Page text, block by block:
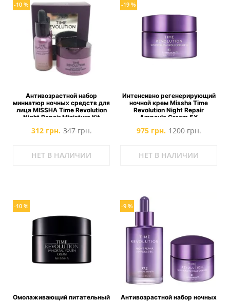
-10 %
Антивозрастной набор
миниатюр ночных средств для
лица MISSHA Time Revolution
Night Repair Miniature Kit
312 грн. 347 грн.
НЕТ В НАЛИЧИИ
-19 %
Интенсивно регенерирующий
ночной крем Missha Time
Revolution Night Repair
Ampoule Cream 5X
975 грн. 1200 грн.
НЕТ В НАЛИЧИИ
-10 %
Омолаживающий питательный
-9 %
Антивозрастной набор ночных